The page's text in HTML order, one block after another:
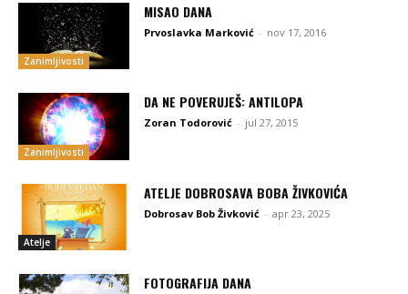
Zanimljivosti
MISAO DANA
Prvoslavka Marković - nov 17, 2016
Zanimljivosti
DA NE POVERUJEŠ: ANTILOPA
Zoran Todorović - jul 27, 2015
Atelje
ATELJE DOBROSAVA BOBA ŽIVKOVIĆA
Dobrosav Bob Živković - apr 23, 2025
FOTOGRAFIJA DANA